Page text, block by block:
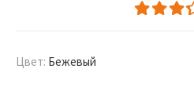
Цвет: Бежевый